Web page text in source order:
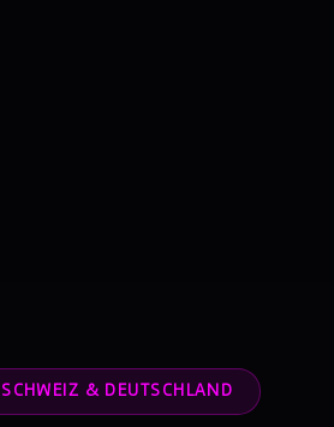
SCHWEIZ & DEUTSCHLAND